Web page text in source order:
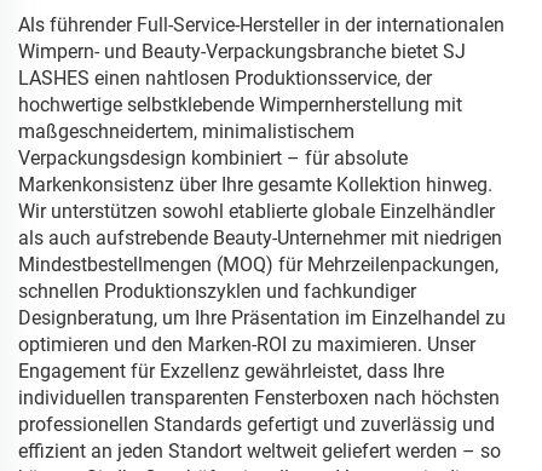
Als führender Full-Service-Hersteller in der internationalen
Wimpern- und Beauty-Verpackungsbranche bietet SJ
LASHES einen nahtlosen Produktionsservice, der
hochwertige selbstklebende Wimpernherstellung mit
maßgeschneidertem, minimalistischem
Verpackungsdesign kombiniert – für absolute
Markenkonsistenz über Ihre gesamte Kollektion hinweg.
Wir unterstützen sowohl etablierte globale Einzelhändler
als auch aufstrebende Beauty-Unternehmer mit niedrigen
Mindestbestellmengen (MOQ) für Mehrzeilenpackungen,
schnellen Produktionszyklen und fachkundiger
Designberatung, um Ihre Präsentation im Einzelhandel zu
optimieren und den Marken-ROI zu maximieren. Unser
Engagement für Exzellenz gewährleistet, dass Ihre
individuellen transparenten Fensterboxen nach höchsten
professionellen Standards gefertigt und zuverlässig und
effizient an jeden Standort weltweit geliefert werden – so